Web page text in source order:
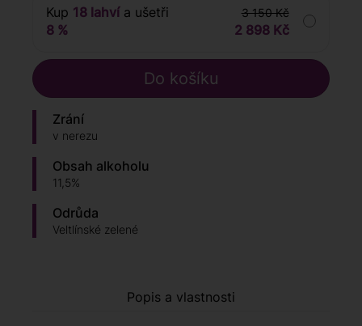
Kup 18 lahvía ušetři
8 %
3 150 Kč
2 898 Kč
Zrání
v nerezu
Obsah alkoholu
11,5%
Odrůda
Veltlínské zelené
Popis a vlastnosti